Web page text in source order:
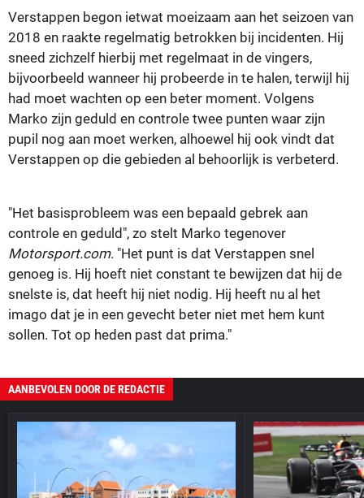
Verstappen begon ietwat moeizaam aan het seizoen van
2018 en raakte regelmatig betrokken bij incidenten. Hij
sneed zichzelf hierbij met regelmaat in de vingers,
bijvoorbeeld wanneer hij probeerde in te halen, terwijl hij
had moet wachten op een beter moment. Volgens
Marko zijn geduld en controle twee punten waar zijn
pupil nog aan moet werken, alhoewel hij ook vindt dat
Verstappen op die gebieden al behoorlijk is verbeterd.
"Het basisprobleem was een bepaald gebrek aan
controle en geduld", zo stelt Marko tegenover
Motorsport.com. "Het punt is dat Verstappen snel
genoeg is. Hij hoeft niet constant te bewijzen dat hij de
snelste is, dat heeft hij niet nodig. Hij heeft nu al het
imago dat je in een gevecht beter niet met hem kunt
sollen. Tot op heden past dat prima."
AANBEVOLEN DOOR DE REDACTIE